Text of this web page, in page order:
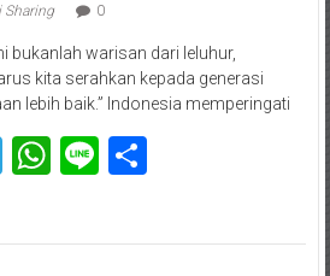
Sharing 0
bukanlah warisan dari leluhur,
kita serahkan kepada generasi
lebih baik.” Indonesia memperingati
Telegram
WhatsApp
LineShare